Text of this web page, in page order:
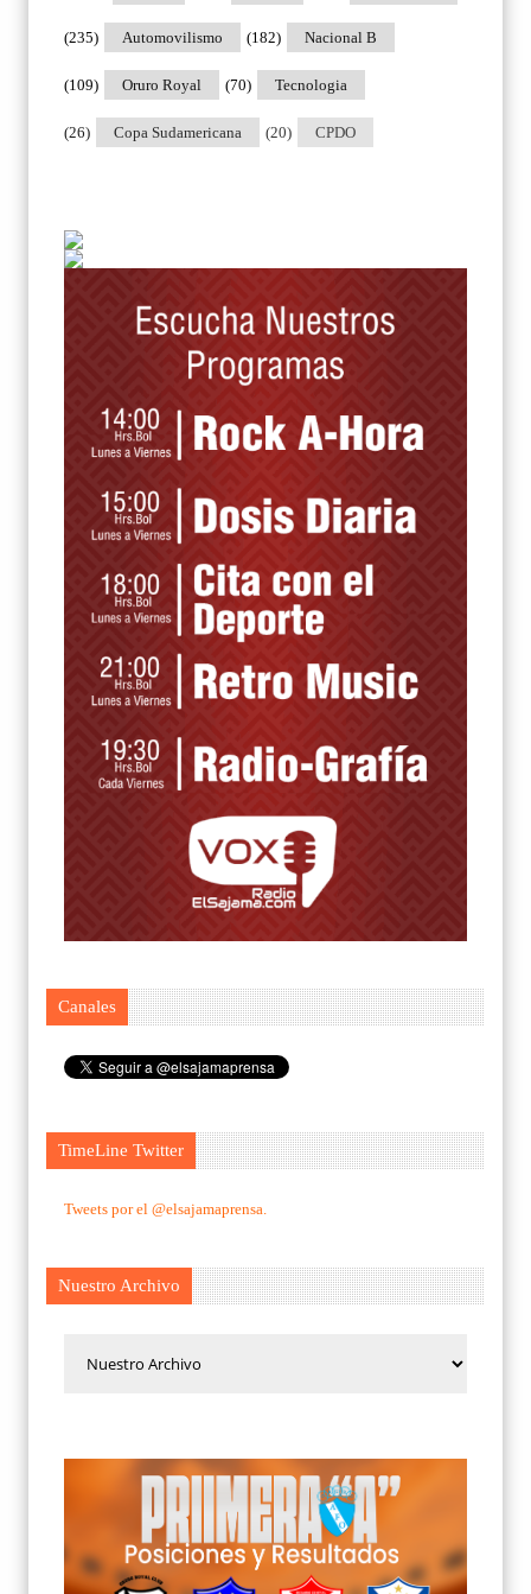
Automovilismo
(235) Nacional B
(182)
Oruro Royal
(109) Tecnologia
(70)
Copa Sudamericana
(26) CPDO
(20)
Canales
TimeLine Twitter
Tweets por el @elsajamaprensa.
Nuestro Archivo